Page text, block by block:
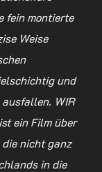
fein montierte
Weise
und
ausfallen. WIR
ein Film über
nicht ganz
in die